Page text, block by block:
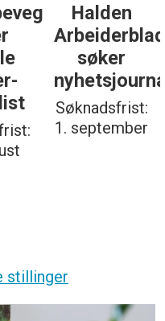
Journalist
med teft
for
digitale
spor? Bli
med på å
stillinger